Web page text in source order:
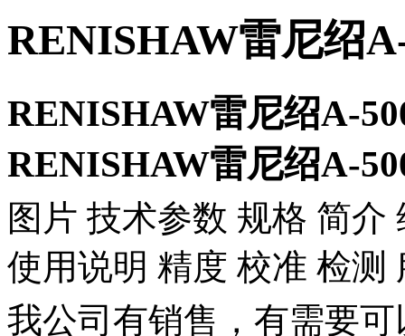
RENISHAW雷尼绍
RENISHAW雷尼绍A-
RENISHAW雷尼绍A-
图片 技术参数 规格 简
使用说明 精度 校准 检测
我公司有销售，有需要